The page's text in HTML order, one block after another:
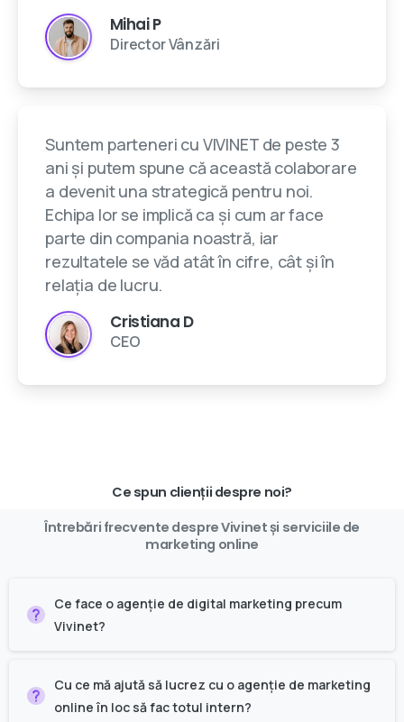
Mihai P
Director Vânzări
Suntem parteneri cu VIVINET de peste 3
ani și putem spune că această colaborare
a devenit una strategică pentru noi.
Echipa lor se implică ca și cum ar face
parte din compania noastră, iar
rezultatele se văd atât în cifre, cât și în
relația de lucru.
Cristiana D
CEO
Ce spun clienții despre noi?
Întrebări frecvente despreVivinetși serviciile de
marketing online
Ce face o agenție de digital marketing precum
Vivinet?
Cu ce mă ajută să lucrez cu o agenție de marketing
online în loc să fac totul intern?